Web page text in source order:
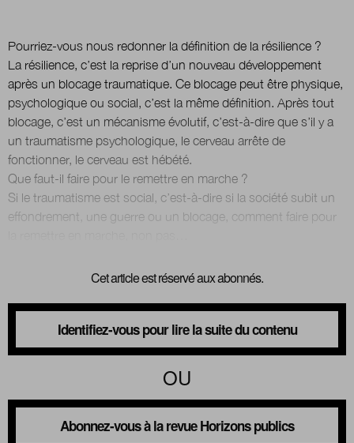
Pourriez-vous nous redonner la définition de la résilience ?
La résilience, c’est la reprise d’un nouveau développement
après un blocage traumatique. Ce blocage peut être physique,
psychologique ou social, c’est la même définition. Après tout
blocage, c’est un mécanisme évolutif, c’est-à-dire que s’il y a
un traumatisme psychologique, le cerveau arrête de
fonctionner, le cerveau est hébété.
Que faut-il faire pour le remettre en marche ?
Si le traumatisme est social, c’est-à-dire si la société subit un
effondrement, une guerre ou un blocage, comment faire pour
Cet article est réservé aux abonnés.
Identifiez-vous pour lire la suite du contenu
OU
Abonnez-vous à la revue Horizons publics